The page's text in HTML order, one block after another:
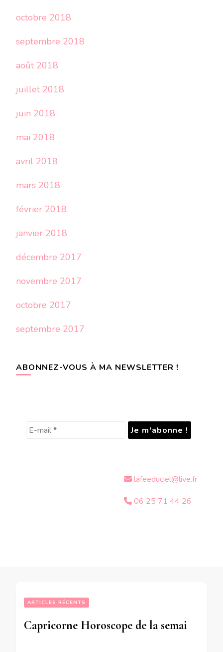
octobre 2018
septembre 2018
août 2018
juillet 2018
juin 2018
mai 2018
avril 2018
mars 2018
février 2018
janvier 2018
décembre 2017
novembre 2017
octobre 2017
septembre 2017
ABONNEZ-VOUS À MA NEWSLETTER !
lafeeduciel@live.fr
06 25 71 44 26
ARTICLES RÉCENTS